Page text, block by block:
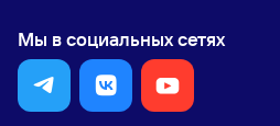
Мы в социальных сетях